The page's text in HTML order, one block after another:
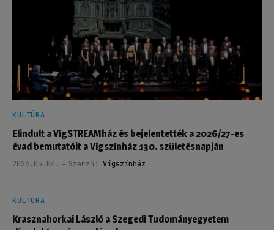
KULTÚRA
Elindult a VígSTREAMház és bejelentették a 2026/27-es
évad bemutatóit a Vígszínház 130. születésnapján
2026.05.04. Szerző: Vígszínház
KULTÚRA
Krasznahorkai László a Szegedi Tudományegyetem